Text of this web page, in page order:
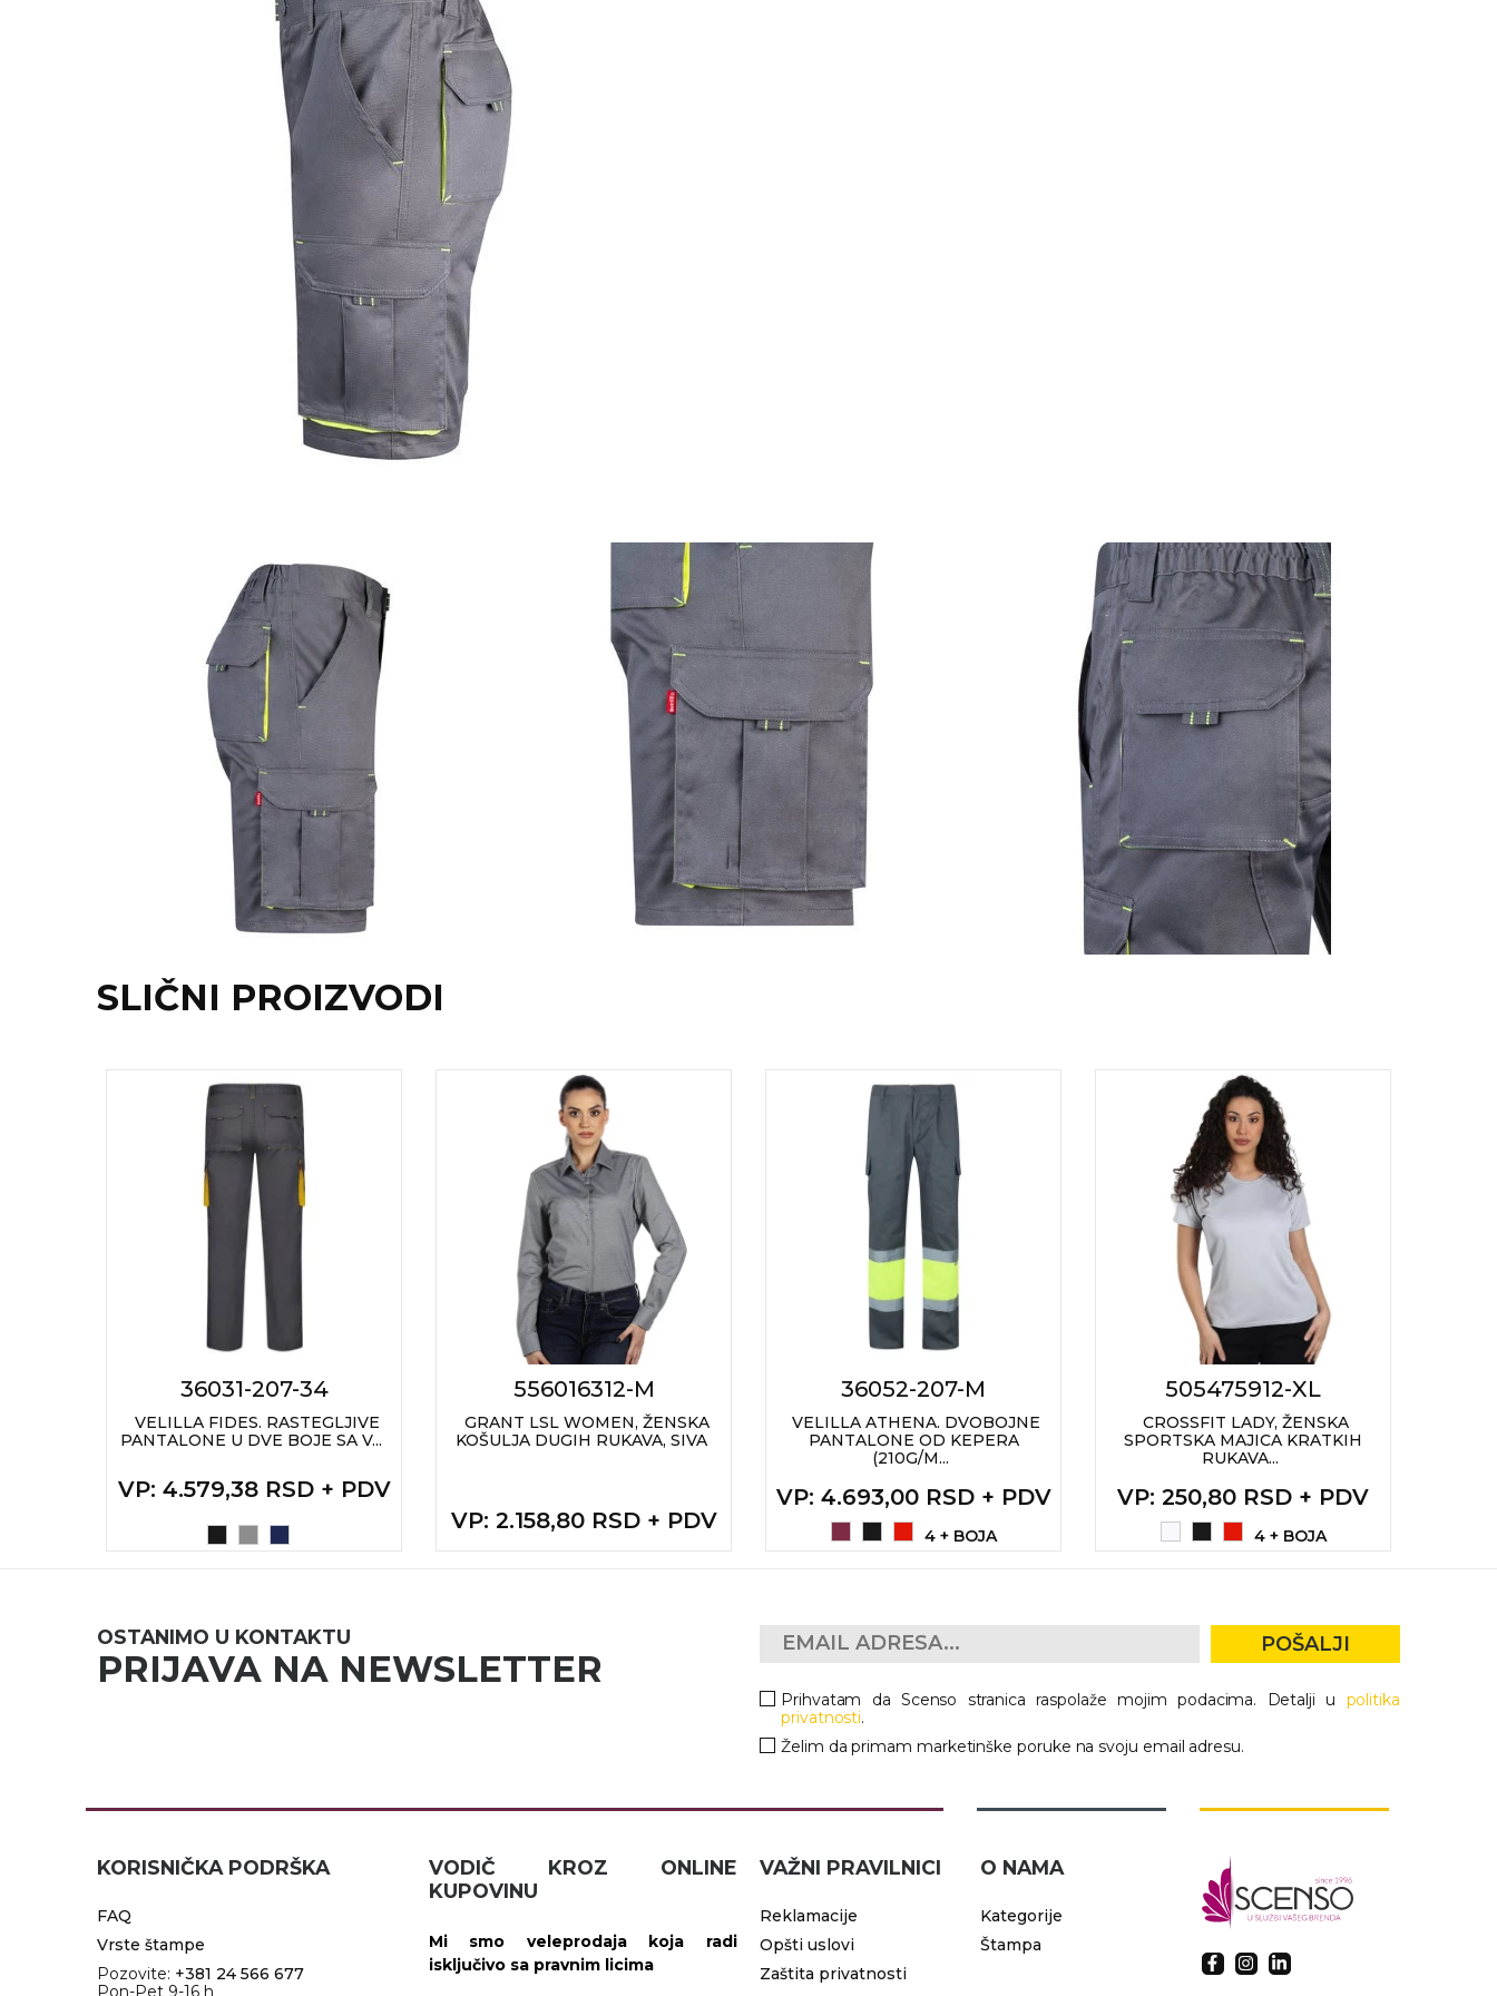
TORBE & PUTOVANJE
TEKSTIL
KAPE
SLIČNI PROIZVODI
36031-207-34
VELILLA FIDES. RASTEGLJIVE
PANTALONE U DVE BOJE SA V...
VP: 4.579,38 RSD + PDV
556016312-M
GRANT LSL WOMEN, ŽENSKA
KOŠULJA DUGIH RUKAVA, SIVA
VP: 2.158,80 RSD + PDV
36052-207-M
VELILLA ATHENA. DVOBOJNE
PANTALONE OD KEPERA
(210G/M...
VP: 4.693,00 RSD + PDV
4 + BOJA
505475912-XL
CROSSFIT LADY, ŽENSKA
SPORTSKA MAJICA KRATKIH
RUKAVA...
VP: 250,80 RSD + PDV
4 + BOJA
OSTANIMO U KONTAKTU
PRIJAVA NA NEWSLETTER
POŠALJI
Prihvatam da Scenso stranica raspolaže mojim podacima. Detalji u politika
privatnosti.
Želim da primam marketinške poruke na svoju email adresu.
KORISNIČKA PODRŠKA
FAQ
Vrste štampe
Pozovite: +381 24 566 677
Pon-Pet 9-16 h
VODIČ KROZ ONLINE
KUPOVINU
Mi smo veleprodaja koja radi
isključivo sa pravnim licima
VAŽNI PRAVILNICI
Reklamacije
Opšti uslovi
Zaštita privatnosti
O NAMA
Kategorije
Štampa